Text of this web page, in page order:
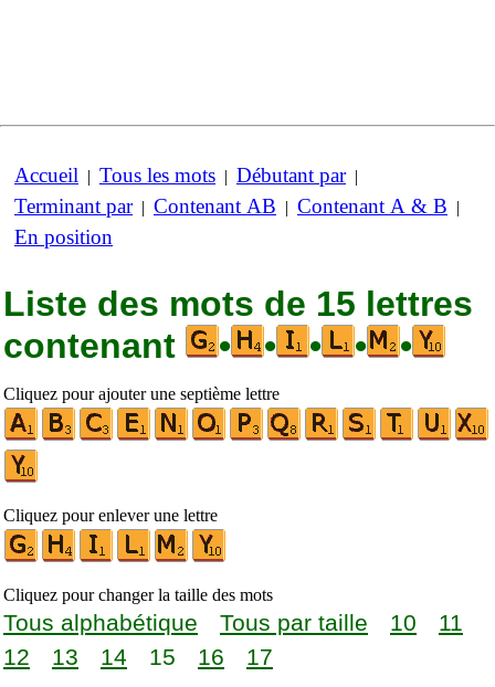
Accueil | Tous les mots | Débutant par|
Terminant par| Contenant AB | Contenant A & B |
En position
Liste des mots de 15 lettres
contenant
• • • • •
Cliquez pour ajouter une septième lettre
Cliquez pour enlever une lettre
Cliquez pour changer la taille des mots
Tous alphabétique Tous par taille 10
11
12
13 14 15 16 17